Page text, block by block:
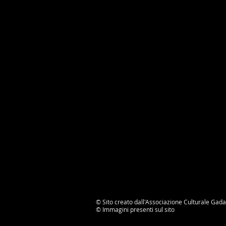
© Sito creato dall'Associazione Culturale
© Immagini presenti sul sito